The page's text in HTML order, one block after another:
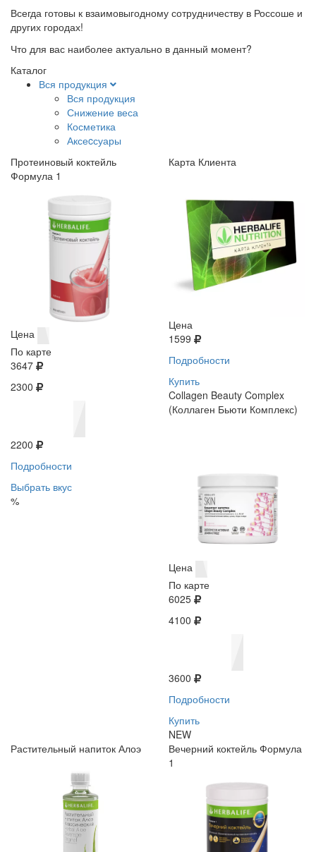
Всегда готовы к взаимовыгодному сотрудничеству в Россоше и
других городах!
Что для вас наиболее актуально в данный момент?
Каталог
Вся продукция
Вся продукция
Снижение веса
Косметика
Аксеcсуары
Протеиновый коктейль
Формула 1
Цена
По карте
3647
2300
2200
Подробности
Выбрать вкус
%
Карта Клиента
Цена
1599
Подробности
Купить
Collagen Beauty Complex
(Коллаген Бьюти Комплекс)
Цена
По карте
6025
4100
3600
Подробности
Купить
NEW
Растительный напиток Алоэ
Вечерний коктейль Формула
1